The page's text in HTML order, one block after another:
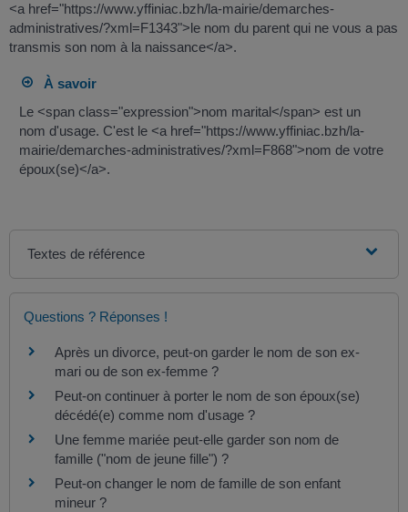
<a href="https://www.yffiniac.bzh/la-mairie/demarches-
administratives/?xml=F1343">le nom du parent qui ne vous a pas
transmis son nom à la naissance</a>.
À savoir
Le <span class="expression">nom marital</span> est un
nom d'usage. C'est le <a href="https://www.yffiniac.bzh/la-
mairie/demarches-administratives/?xml=F868">nom de votre
époux(se)</a>.
Textes de référence
Questions ? Réponses !
Après un divorce, peut-on garder le nom de son ex-
mari ou de son ex-femme ?
Peut-on continuer à porter le nom de son époux(se)
décédé(e) comme nom d'usage ?
Une femme mariée peut-elle garder son nom de
famille ("nom de jeune fille") ?
Peut-on changer le nom de famille de son enfant
mineur ?